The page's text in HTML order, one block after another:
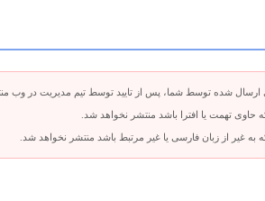
ارسال شده توسط شما، پس از تایید توسط تیم مدیریت در وب
حاوی تهمت یا افترا باشد منتشر نخواهد شد.
به غیر از زبان فارسی یا غیر مرتبط باشد منتشر نخواهد شد.